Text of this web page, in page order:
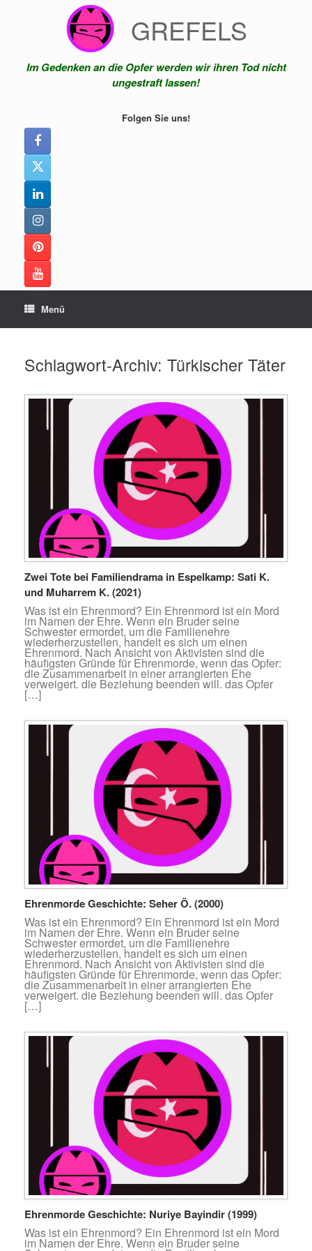
GREFELS
Im Gedenken an die Opfer werden wir ihren Tod nicht
ungestraft lassen!
Folgen Sie uns!
Menü
Schlagwort-Archiv: Türkischer Täter
Zwei Tote bei Familiendrama in Espelkamp: Sati K.
und Muharrem K. (2021)
Was ist ein Ehrenmord? Ein Ehrenmord ist ein Mord
im Namen der Ehre. Wenn ein Bruder seine
Schwester ermordet, um die Familienehre
wiederherzustellen, handelt es sich um einen
Ehrenmord. Nach Ansicht von Aktivisten sind die
häufigsten Gründe für Ehrenmorde, wenn das Opfer:
die Zusammenarbeit in einer arrangierten Ehe
verweigert. die Beziehung beenden will. das Opfer
[…]
Ehrenmorde Geschichte: Seher Ö. (2000)
Was ist ein Ehrenmord? Ein Ehrenmord ist ein Mord
im Namen der Ehre. Wenn ein Bruder seine
Schwester ermordet, um die Familienehre
wiederherzustellen, handelt es sich um einen
Ehrenmord. Nach Ansicht von Aktivisten sind die
häufigsten Gründe für Ehrenmorde, wenn das Opfer:
die Zusammenarbeit in einer arrangierten Ehe
verweigert. die Beziehung beenden will. das Opfer
[…]
Ehrenmorde Geschichte: Nuriye Bayindir (1999)
Was ist ein Ehrenmord? Ein Ehrenmord ist ein Mord
im Namen der Ehre. Wenn ein Bruder seine